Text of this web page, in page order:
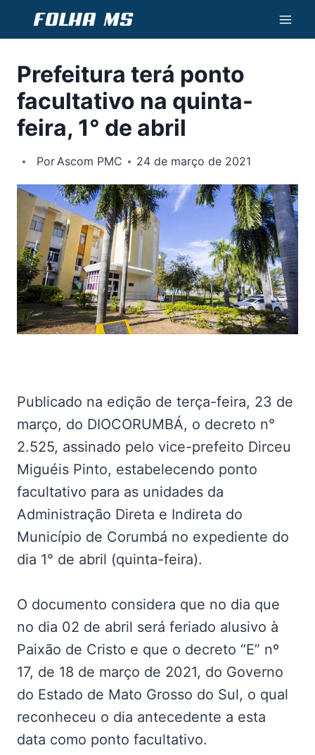
Conteúdo
Prefeitura terá ponto
facultativo na quinta-
feira, 1° de abril
PorAscom PMC 24 de março de 2021
Publicado na edição de terça-feira, 23 de
março, do DIOCORUMBÁ, o decreto n°
2.525, assinado pelo vice-prefeito Dirceu
Miguéis Pinto, estabelecendo ponto
facultativo para as unidades da
Administração Direta e Indireta do
Município de Corumbá no expediente do
dia 1° de abril (quinta-feira).
O documento considera que no dia que
no dia 02 de abril será feriado alusivo à
Paixão de Cristo e que o decreto “E” nº
17, de 18 de março de 2021, do Governo
do Estado de Mato Grosso do Sul, o qual
reconheceu o dia antecedente a esta
data como ponto facultativo.